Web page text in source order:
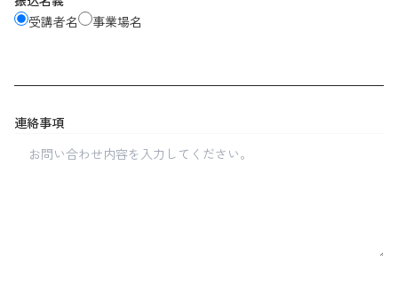
受講者名
事業場名
連絡事項